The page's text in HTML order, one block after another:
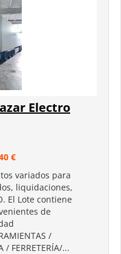
Electro
€
variados para
liquidaciones,
El Lote contiene
de
/
/ FERRETERÍA/...